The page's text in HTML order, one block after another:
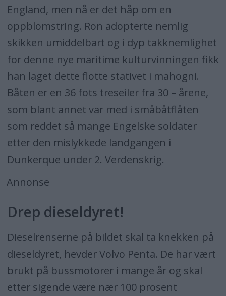
England, men nå er det håp om en
oppblomstring. Ron adopterte nemlig
skikken umiddelbart og i dyp takknemlighet
for denne nye maritime kulturvinningen fikk
han laget dette flotte stativet i mahogni.
Båten er en 36 fots treseiler fra 30 – årene,
som blant annet var med i småbåtflåten
som reddet så mange Engelske soldater
etter den mislykkede landgangen i
Dunkerque under 2. Verdenskrig.
Annonse
Drep dieseldyret!
Dieselrenserne på bildet skal ta knekken på
dieseldyret, hevder Volvo Penta. De har vært
brukt på bussmotorer i mange år og skal
etter sigende være nær 100 prosent